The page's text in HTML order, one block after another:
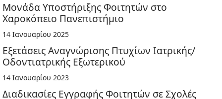
Μονάδα Υποστήριξης Φοιτητών στο
Χαροκόπειο Πανεπιστήμιο
14 Ιανουαρίου 2025
Εξετάσεις Αναγνώρισης Πτυχίων Ιατρικής/
Οδοντιατρικής Εξωτερικού
14 Ιανουαρίου 2023
Διαδικασίες Εγγραφής Φοιτητών σε Σχολές